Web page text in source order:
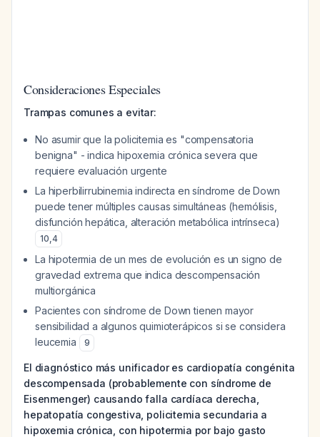
Consideraciones Especiales
Trampas comunes a evitar:
No asumir que la policitemia es "compensatoria
benigna" - indica hipoxemia crónica severa que
requiere evaluación urgente
La hiperbilirrubinemia indirecta en síndrome de Down
puede tener múltiples causas simultáneas (hemólisis,
disfunción hepática, alteración metabólica intrínseca)
10,4
La hipotermia de un mes de evolución es un signo de
gravedad extrema que indica descompensación
multiorgánica
Pacientes con síndrome de Down tienen mayor
sensibilidad a algunos quimioterápicos si se considera
leucemia
9
El diagnóstico más unificador es cardiopatía congénita
descompensada (probablemente con síndrome de
Eisenmenger) causando falla cardíaca derecha,
hepatopatía congestiva, policitemia secundaria a
hipoxemia crónica, con hipotermia por bajo gasto